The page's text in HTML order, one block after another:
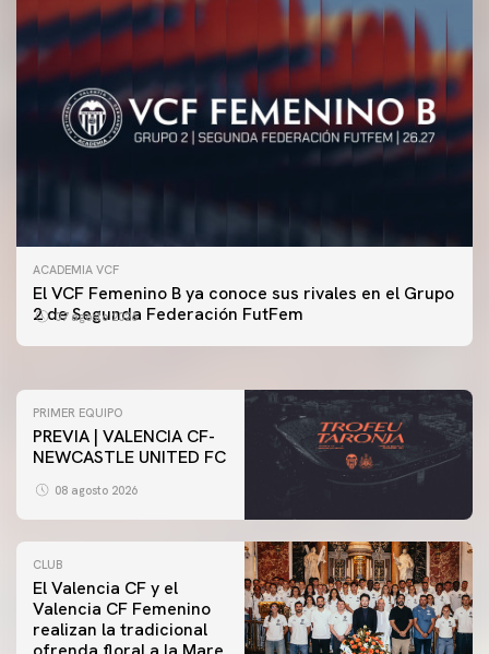
ACADEMIA VCF
El VCF Femenino B ya conoce sus rivales en el Grupo
2 de Segunda Federación FutFem
07 agosto 2026
PRIMER EQUIPO
ENTRENAMIENTO DEL VALENCIA CF 7/8/2026
PRIMER EQUIPO
PREVIA | VALENCIA CF-
NEWCASTLE UNITED FC
08 agosto 2026
CLUB
El Valencia CF y el
Valencia CF Femenino
realizan la tradicional